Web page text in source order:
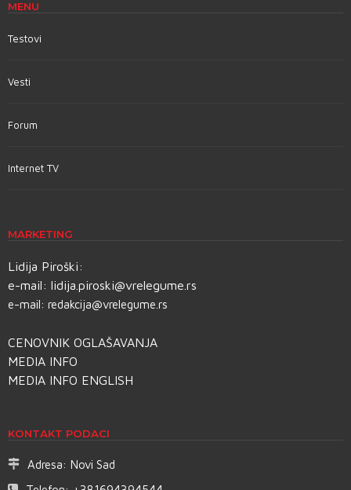
MENU
Testovi
Vesti
Forum
Internet TV
MARKETING
Lidija Piroški:
e-mail: lidija.piroski@vrelegume.rs
e-mail: redakcija@vrelegume.rs
CENOVNIK OGLAŠAVANJA
MEDIA INFO
MEDIA INFO ENGLISH
KONTAKT PODACI
Adresa: Novi Sad